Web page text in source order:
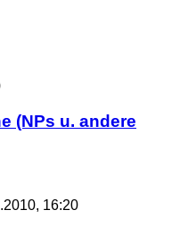
(NPs u. andere
16:20